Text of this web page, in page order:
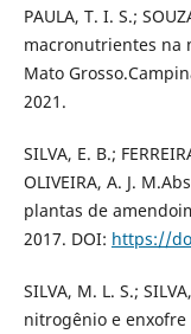
PAULA, T. I. S.;
macronutrientes na
Mato
2021.
SILVA, E. B.;
OLIVEIRA, A. J.
plantas de
2017. DOI: https://
SILVA, M. L. S.;
nitrogênio e